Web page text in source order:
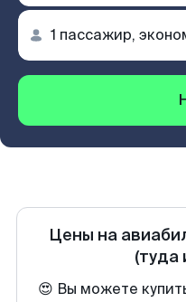
Цены на
(туда
😍 Вы можете